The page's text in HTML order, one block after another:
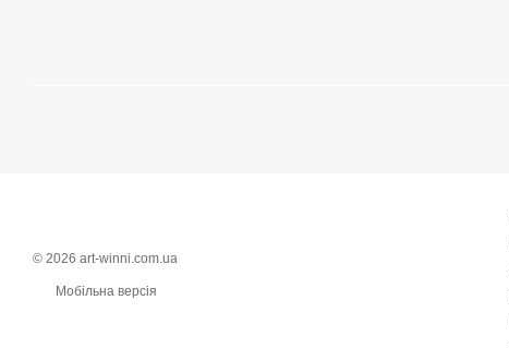
© 2026 art-winni.com.ua
Мобільна версія